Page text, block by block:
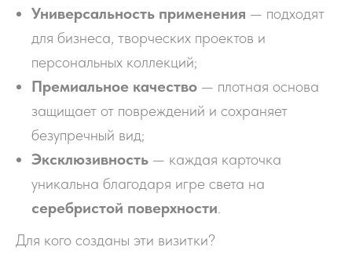
Универсальность применения — подходят
для бизнеса, творческих проектов и
персональных коллекций;
Премиальное качество — плотная основа
защищает от повреждений и сохраняет
безупречный вид;
Эксклюзивность — каждая карточка
уникальна благодаря игре света на
серебристой поверхности.
Для кого созданы эти визитки?